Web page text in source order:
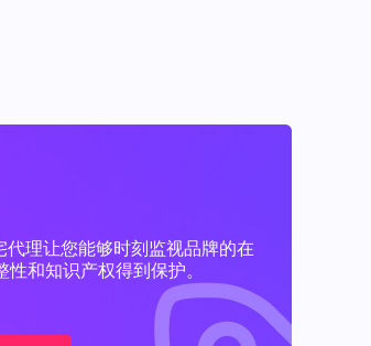
代理让您能够时刻监视品牌的在
和知识产权得到保护。